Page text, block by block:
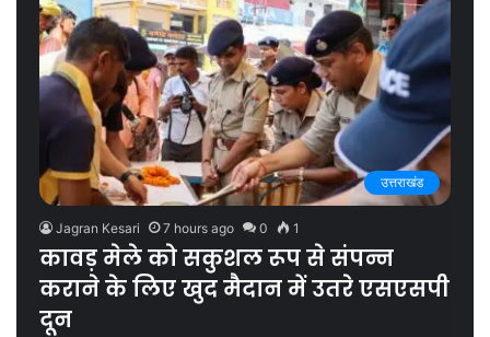
उत्तराखंड
Jagran Kesari 7 hours ago 0 1
कावड़ मेले को सकुशल रूप से संपन्न
कराने के लिए खुद मैदान में उतरे एसएसपी
दून